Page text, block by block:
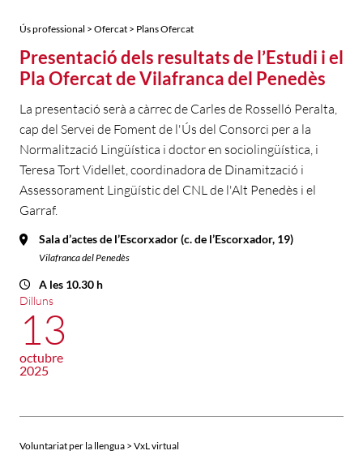
Ús professional > Ofercat > Plans Ofercat
Presentació dels resultats de l’Estudi i el
Pla Ofercat de Vilafranca del Penedès
La presentació serà a càrrec de Carles de Rosselló Peralta,
cap del Servei de Foment de l'Ús del Consorci per a la
Normalització Lingüística i doctor en sociolingüística, i
Teresa Tort Videllet, coordinadora de Dinamització i
Assessorament Lingüístic del CNL de l'Alt Penedès i el
Garraf.
Sala d’actes de l’Escorxador (c. de l’Escorxador, 19)
Vilafranca del Penedès
A les 10.30 h
Dilluns
13
octubre
2025
Voluntariat per la llengua > VxL virtual